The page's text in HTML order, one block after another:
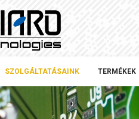
SZOLGÁLTATÁSAINK TERMÉKEK